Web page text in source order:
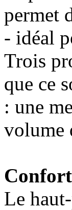
permet
- idéal
Trois
que ce
: une
volume
Le